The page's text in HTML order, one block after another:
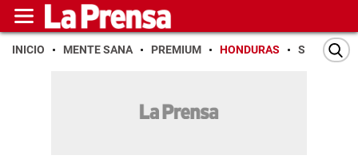
INICIO MENTE SANA PREMIUM HONDURAS SAN PEDRO